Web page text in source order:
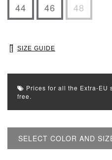
44 46 48
SIZE GUIDE
Prices for all the Extra-EU
free.
SELECT COLOR AND